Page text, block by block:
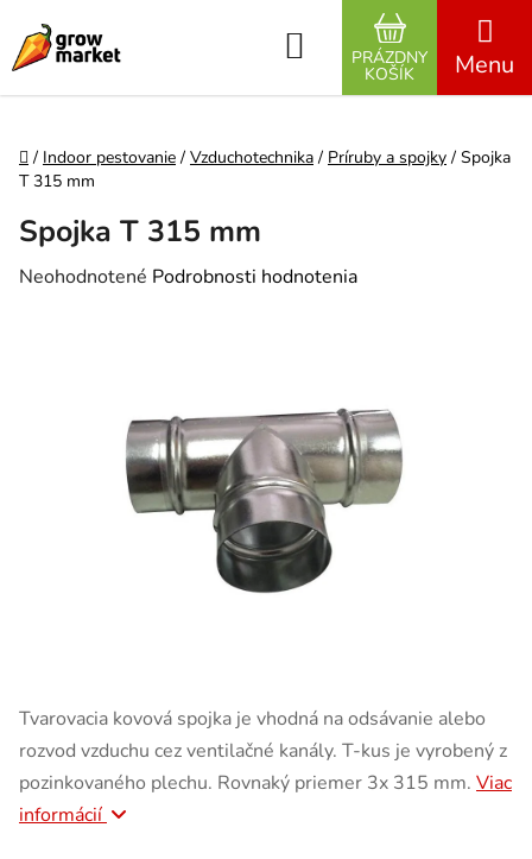
Hľadať
NÁKUPNÝ
PRÁZDNY
KOŠÍK
Domov
/ Indoor pestovanie / Vzduchotechnika / Príruby a spojky / Spojka
T 315 mm
Tvarovacia kovová spojka je vhodná na odsávanie alebo
rozvod vzduchu cez ventilačné kanály. T-kus je vyrobený z
pozinkovaného plechu. Rovnaký priemer 3x 315 mm. Viac
informácií
Spojka T 315 mm
Priemerné hodnotenie produktu je 0,0 z 5 hviezdičiek.
Neohodnotené Podrobnosti hodnotenia